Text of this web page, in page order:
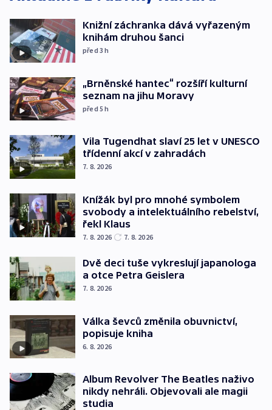
Knižní záchranka dává vyřazeným
knihám druhou šanci
před 3h
„Brněnské hantec“ rozšíří kulturní
seznam na jihu Moravy
před 5h
Vila Tugendhat slaví 25 let v UNESCO
třídenní akcí v zahradách
7. 8. 2026
Knížák byl pro mnohé symbolem
svobody a intelektuálního rebelství,
řekl Klaus
7. 8. 2026 7. 8. 2026
Dvě deci tuše vykreslují japanologa
a otce Petra Geislera
7. 8. 2026
Válka ševců změnila obuvnictví,
popisuje kniha
6. 8. 2026
Album Revolver The Beatles naživo
nikdy nehráli. Objevovali ale magii
studia